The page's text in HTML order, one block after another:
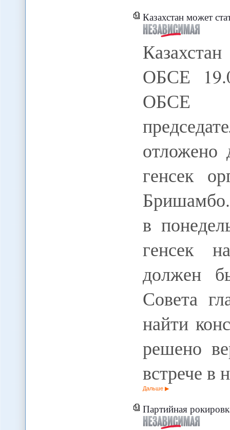
Казахстан может
ОБСЕ
ОБСЕ
отложено
генсек
в
генсек
должен
Совета
найти
решено
встрече в
Дальше
Партийная